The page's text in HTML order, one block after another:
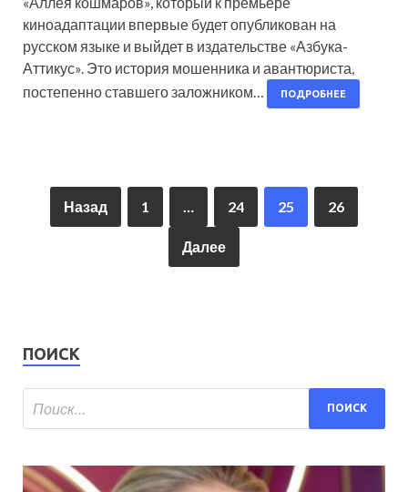
киноадаптации впервые будет опубликован на
русском языке и выйдет в издательстве «Азбука-
Аттикус». Это история мошенника и авантюриста,
постепенно ставшего заложником…
ПОДРОБНЕЕ
Назад 1 24 25 26
Далее
ПОИСК